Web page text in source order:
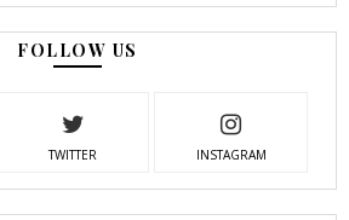
FOLLOW US
TWITTER INSTAGRAM